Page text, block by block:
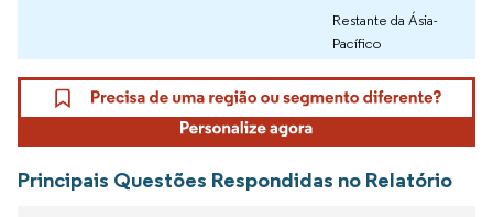
Restante da Ásia-
Pacífico
Principais Questões Respondidas no Relatório